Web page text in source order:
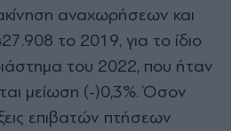
αναχωρήσεων και
το 2019, για το ίδιο
του 2022, που ήταν
μείωση (-)0,3%. Όσον
επιβατών πτήσεων